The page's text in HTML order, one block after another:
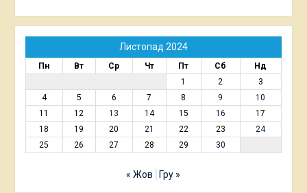
Листопад 2024
Пн Вт Ср Чт Пт Сб
Нд
1
2
3
4
5 6 7 8 9
10
11
12 13 14 15 16
17
18
19 20 21 22 23
24
25
26 27 28 29 30
« Жов Гру »